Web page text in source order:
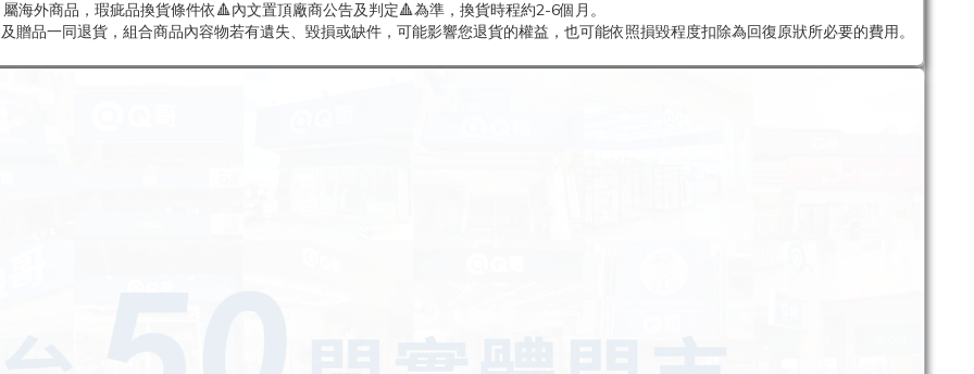
海外商品，瑕疵品換貨條件依🔺內文置頂廠商公告及判定🔺為準，換貨時程約2-6個月。
品一同退貨，組合商品內容物若有遺失、毀損或缺件，可能影響您退貨的權益，也可能依照損毀程度扣除為回復原狀所必要的費用。